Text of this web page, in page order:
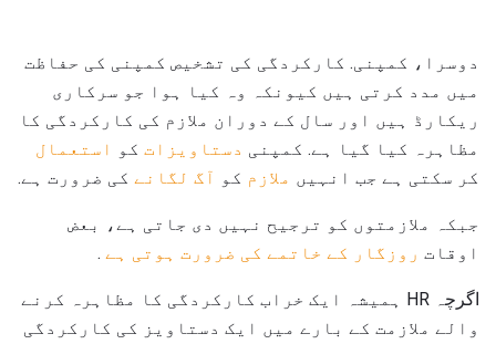
دوسرا، کمپنی. کارکردگی کی تشخیص کمپنی کی حفاظت
میں مدد کرتی ہیں کیونکہ وہ کیا ہوا جو سرکاری
ریکارڈ ہیں اور سال کے دوران ملازم کی کارکردگی کا
مظاہرہ کیا گیا ہے. کمپنی دستاویزات کو استعمال
کر سکتی ہے جب انہیں ملازم کو آگ لگانے کی ضرورت ہے.
جبکہ ملازمتوں کو ترجیح نہیں دی جاتی ہے، بعض
اوقات روزگار کے خاتمے کی ضرورت ہوتی ہے .
اگرچہ HR ہمیشہ ایک خراب کارکردگی کا مظاہرہ کرنے
والے ملازمت کے بارے میں ایک دستاویز کی کارکردگی